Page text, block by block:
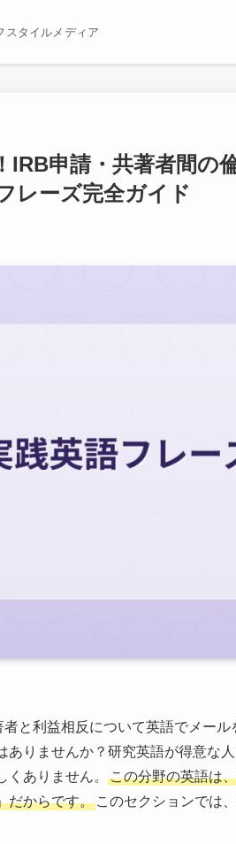
スタイルメディア
IRB申請・共著者間の
レーズ完全ガイド
と利益相反について英語でメール
りませんか？研究英語が得意な
ありません。
この分野の英語は
だからです。 このセクションでは